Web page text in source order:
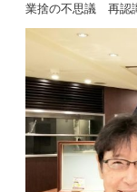
業捨の不思議 再認